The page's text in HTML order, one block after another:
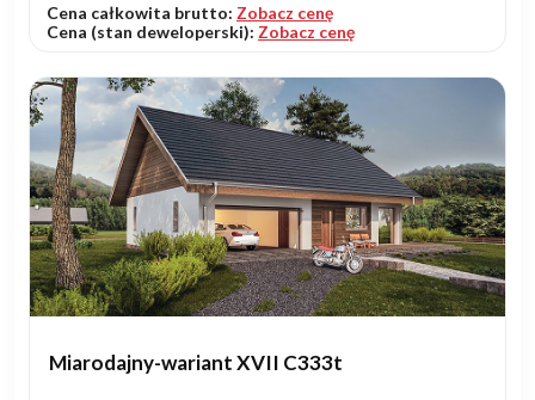
Cena całkowita brutto: Zobacz cenę
Cena (stan deweloperski): Zobacz cenę
Miarodajny-wariant XVII C333t